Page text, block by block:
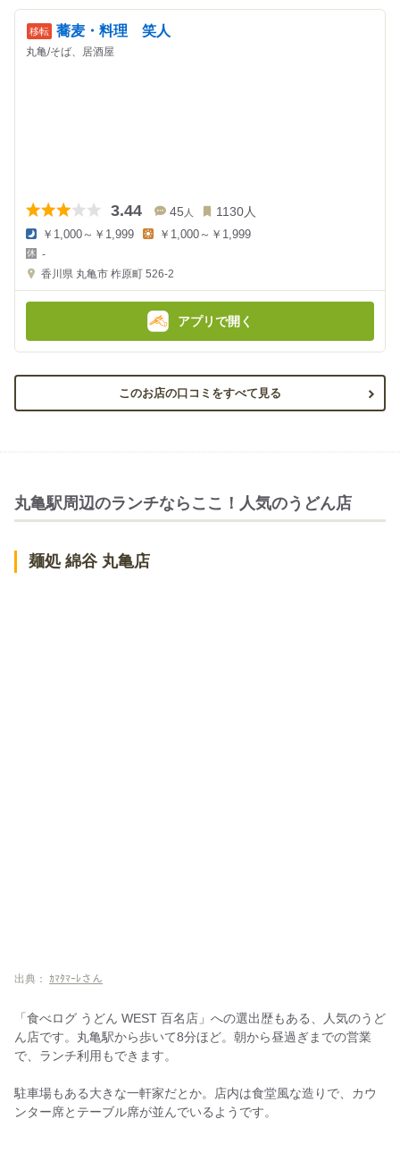
蕎麦・料理 笑人
丸亀/そば、居酒屋
3.44 45 人 1130人
夜
の
金
￥1,000～￥1,999
金
￥1,000～￥1,999
-
香川県 丸亀市 柞原町 526-2
アプリで開く
このお店の口コミをすべて見る
丸亀駅周辺のランチならここ！人気のうどん店
麺処 綿谷 丸亀店
出典： ｶﾏﾀﾏｰﾚさん
「食べログ うどん WEST 百名店」への選出歴もある、人気のうど
ん店です。丸亀駅から歩いて8分ほど。朝から昼過ぎまでの営業
で、ランチ利用もできます。
駐車場もある大きな一軒家だとか。店内は食堂風な造りで、カウ
ンター席とテーブル席が並んでいるようです。